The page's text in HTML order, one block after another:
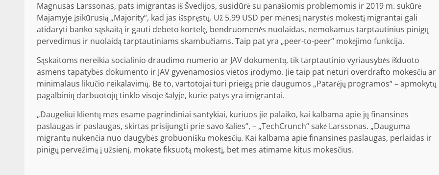
Magnusas Larssonas, pats imigrantas iš Švedijos, susidūrė su panašiomis problemomis ir 2019 m. sukūrė
Majamyje įsikūrusią „Majority“, kad jas išspręstų. Už 5,99 USD per mėnesį narystės mokestį migrantai gali
atidaryti banko sąskaitą ir gauti debeto kortelę, bendruomenės nuolaidas, nemokamus tarptautinius pinigų
pervedimus ir nuolaidą tarptautiniams skambučiams. Taip pat yra „peer-to-peer“ mokėjimo funkcija.
Sąskaitoms nereikia socialinio draudimo numerio ar JAV dokumentų, tik tarptautinio vyriausybės išduoto
asmens tapatybės dokumento ir JAV gyvenamosios vietos įrodymo. Jie taip pat neturi overdrafto mokesčių ar
minimalaus likučio reikalavimų. Be to, vartotojai turi prieigą prie daugumos „Patarėjų programos“ – apmokytų
pagalbinių darbuotojų tinklo visoje šalyje, kurie patys yra imigrantai.
„Daugeliui klientų mes esame pagrindiniai santykiai, kuriuos jie palaiko, kai kalbama apie jų finansines
paslaugas ir paslaugas, skirtas prisijungti prie savo šalies“, – „TechCrunch“ sakė Larssonas. „Dauguma
migrantų nukenčia nuo daugybės grobuoniškų mokesčių. Kai kalbama apie finansines paslaugas, perlaidas ir
pinigų pervežimą į užsienį, mokate fiksuotą mokestį, bet mes atimame kitus mokesčius.